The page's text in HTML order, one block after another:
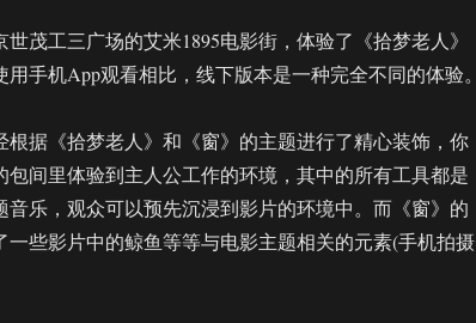
茂工三广场的艾米1895电影街，体验了《拾梦老人》
手机App观看相比，线下版本是一种完全不同的体验。
据《拾梦老人》和《窗》的主题进行了精心装饰，你
间里体验到主人公工作的环境，其中的所有工具都是
乐，观众可以预先沉浸到影片的环境中。而《窗》的
一些影片中的鲸鱼等等与电影主题相关的元素(手机拍摄